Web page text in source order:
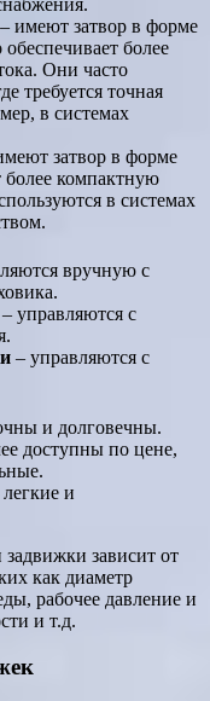
– имеют затвор в форме
более
Они часто
требуется точная
в системах
затвор в форме
более компактную
в системах
вручную с
– управляются с
– управляются с
и долговечны.
доступны по цене,
и
зависит от
как диаметр
рабочее давление и
и т.д.